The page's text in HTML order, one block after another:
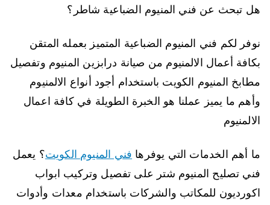
هل تبحث عن فني المنيوم الضباعية شاطر؟
نوفر لكم فني المنيوم الضباعية المتميز بعمله المتقن
بكافة أعمال الالمنيوم من صيانة درابزين المنيوم وتفصيل
مطابخ المنيوم الكويت باستخدام أجود أنواع الالمنيوم
وأهم ما يميز عملنا هو الخبرة الطويلة في كافة اعمال
الالمنيوم
ما أهم الخدمات التي يوفرها فني المنيوم الكويت؟ يعمل
فني تصليح المنيوم شتر على تفصيل وتركيب ابواب
اكورديون للمكاتب والشركات باستخدام معدات وأدوات